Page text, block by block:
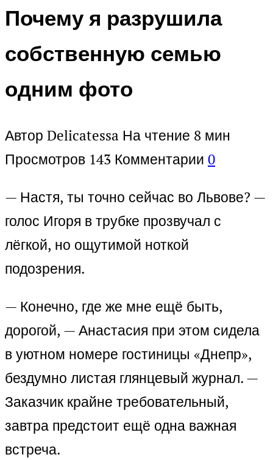
Почему я разрушила
собственную семью
одним фото
Автор Delicatessa На чтение 8 мин
Просмотров 143 Комментарии 0
— Настя, ты точно сейчас во Львове? —
голос Игоря в трубке прозвучал с
лёгкой, но ощутимой ноткой
подозрения.
— Конечно, где же мне ещё быть,
дорогой, — Анастасия при этом сидела
в уютном номере гостиницы «Днепр»,
бездумно листая глянцевый журнал. —
Заказчик крайне требовательный,
завтра предстоит ещё одна важная
встреча.